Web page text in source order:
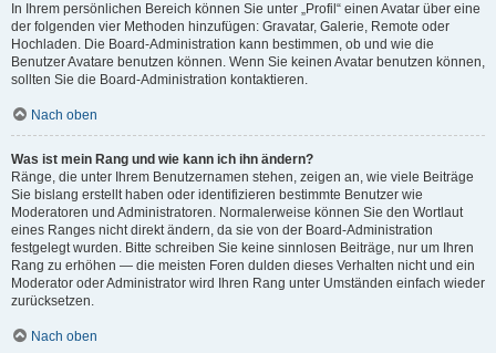
In Ihrem persönlichen Bereich können Sie unter „Profil“ einen Avatar über eine
der folgenden vier Methoden hinzufügen: Gravatar, Galerie, Remote oder
Hochladen. Die Board-Administration kann bestimmen, ob und wie die
Benutzer Avatare benutzen können. Wenn Sie keinen Avatar benutzen können,
sollten Sie die Board-Administration kontaktieren.
Nach oben
Was ist mein Rang und wie kann ich ihn ändern?
Ränge, die unter Ihrem Benutzernamen stehen, zeigen an, wie viele Beiträge
Sie bislang erstellt haben oder identifizieren bestimmte Benutzer wie
Moderatoren und Administratoren. Normalerweise können Sie den Wortlaut
eines Ranges nicht direkt ändern, da sie von der Board-Administration
festgelegt wurden. Bitte schreiben Sie keine sinnlosen Beiträge, nur um Ihren
Rang zu erhöhen — die meisten Foren dulden dieses Verhalten nicht und ein
Moderator oder Administrator wird Ihren Rang unter Umständen einfach wieder
zurücksetzen.
Nach oben